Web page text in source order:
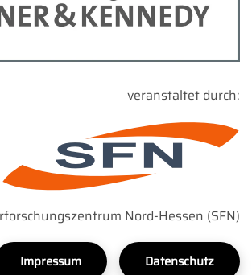
veranstaltet durch:
Nord-Hessen (SFN)
Impressum Datenschutz